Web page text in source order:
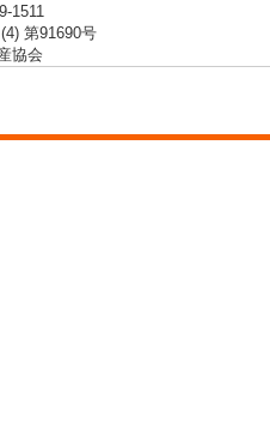
1511
第91690号
協会